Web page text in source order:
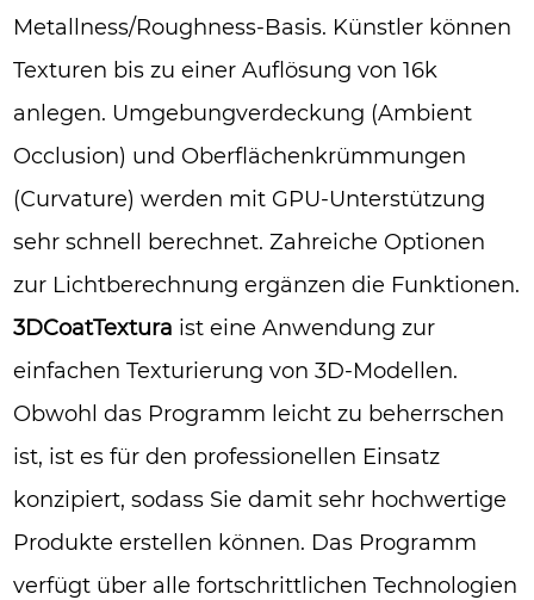
Metallness/Roughness-Basis. Künstler können
Texturen bis zu einer Auflösung von 16k
anlegen. Umgebungverdeckung (Ambient
Occlusion) und Oberflächenkrümmungen
(Curvature) werden mit GPU-Unterstützung
sehr schnell berechnet. Zahreiche Optionen
zur Lichtberechnung ergänzen die Funktionen.
3DCoatTextura ist eine Anwendung zur
einfachen Texturierung von 3D-Modellen.
Obwohl das Programm leicht zu beherrschen
ist, ist es für den professionellen Einsatz
konzipiert, sodass Sie damit sehr hochwertige
Produkte erstellen können. Das Programm
verfügt über alle fortschrittlichen Technologien